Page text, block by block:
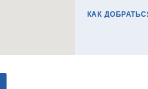
КАК